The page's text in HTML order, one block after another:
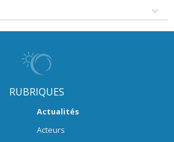
RUBRIQUES
Actualités
Acteurs